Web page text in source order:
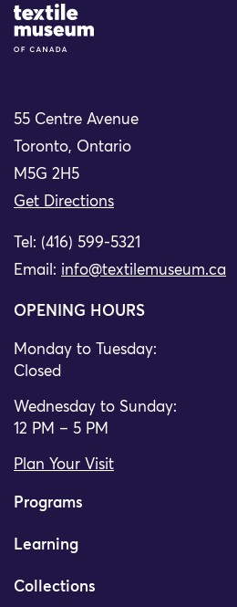
Site Logo
55 Centre Avenue
Toronto, Ontario
M5G 2H5
Get Directions
Tel: (416) 599-5321
Email: info@textilemuseum.ca
OPENING HOURS
Monday to Tuesday:
Closed
Wednesday to Sunday:
12 PM – 5 PM
Plan Your Visit
Programs
Learning
Collections